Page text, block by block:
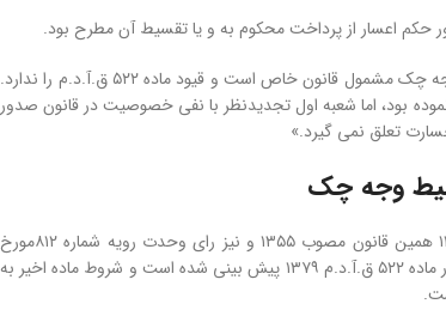
حکم اعسار از پرداخت محکوم به و یا تقسیط آن مطرح بود.
شعبه هشتم تجدیدنظر استان یزد رأی شعبه اول دادگاه شهرستان میبد را که اعلام کرده بود «خسارت تأخیر تأدیه وجه چک مشمول قانون خاص است و قیود ماده ۵٢٢ ق.آ.د.م را ندارد.
بود، اما شعبه اول تجدیدنظر با نفی خصوصیت در قانون صدور
تعلق نمی گیرد.»
وجه چک
سابقه تقنینی در الحاق یک تبصره به ماده ٢ قانون صدور چک در سال ١٣٧۶، و قبل از آن، حکم مندرج در ماده ١٢ همین قانون مصوب ١٣۵۵ و نیز رای وحدت رویه شماره ٨١٢مورخ
١۴٠٠/٠۴/٠١ نشان می داد که مطالبه خسارت تأخیر تأدیه وجه چک به طور مطلق و صرفنظر از شروط لاحق مندرج در ماده ۵٢٢ ق.آ.د.م ١٣٧٩ پیش بینی شده است و شروط ماده اخیر به